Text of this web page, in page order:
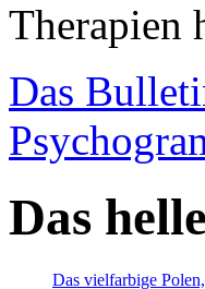
Therapien
Das
Das
Das vielfarbige